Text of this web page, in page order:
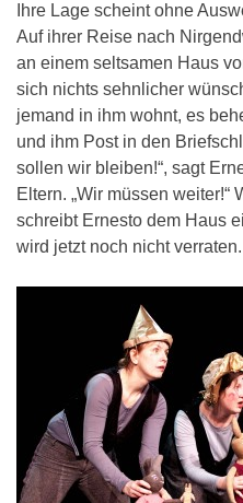
Ihre Lage scheint ohne
Auf ihrer Reise nach
an einem seltsamen Haus
sich nichts sehnlicher
jemand in ihm wohnt, es
und ihm Post in den
sollen wir bleiben!“, sagt
Eltern. „Wir müssen weiter!“
schreibt Ernesto dem Haus
wird jetzt noch nicht verraten.